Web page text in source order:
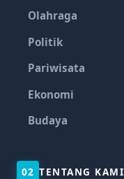
Olahraga
Politik
Pariwisata
Ekonomi
Budaya
02 TENTANG KAMI